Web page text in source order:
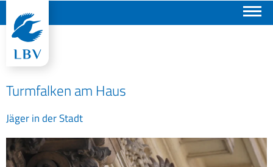
Turmfalken am Haus
Jäger in der Stadt